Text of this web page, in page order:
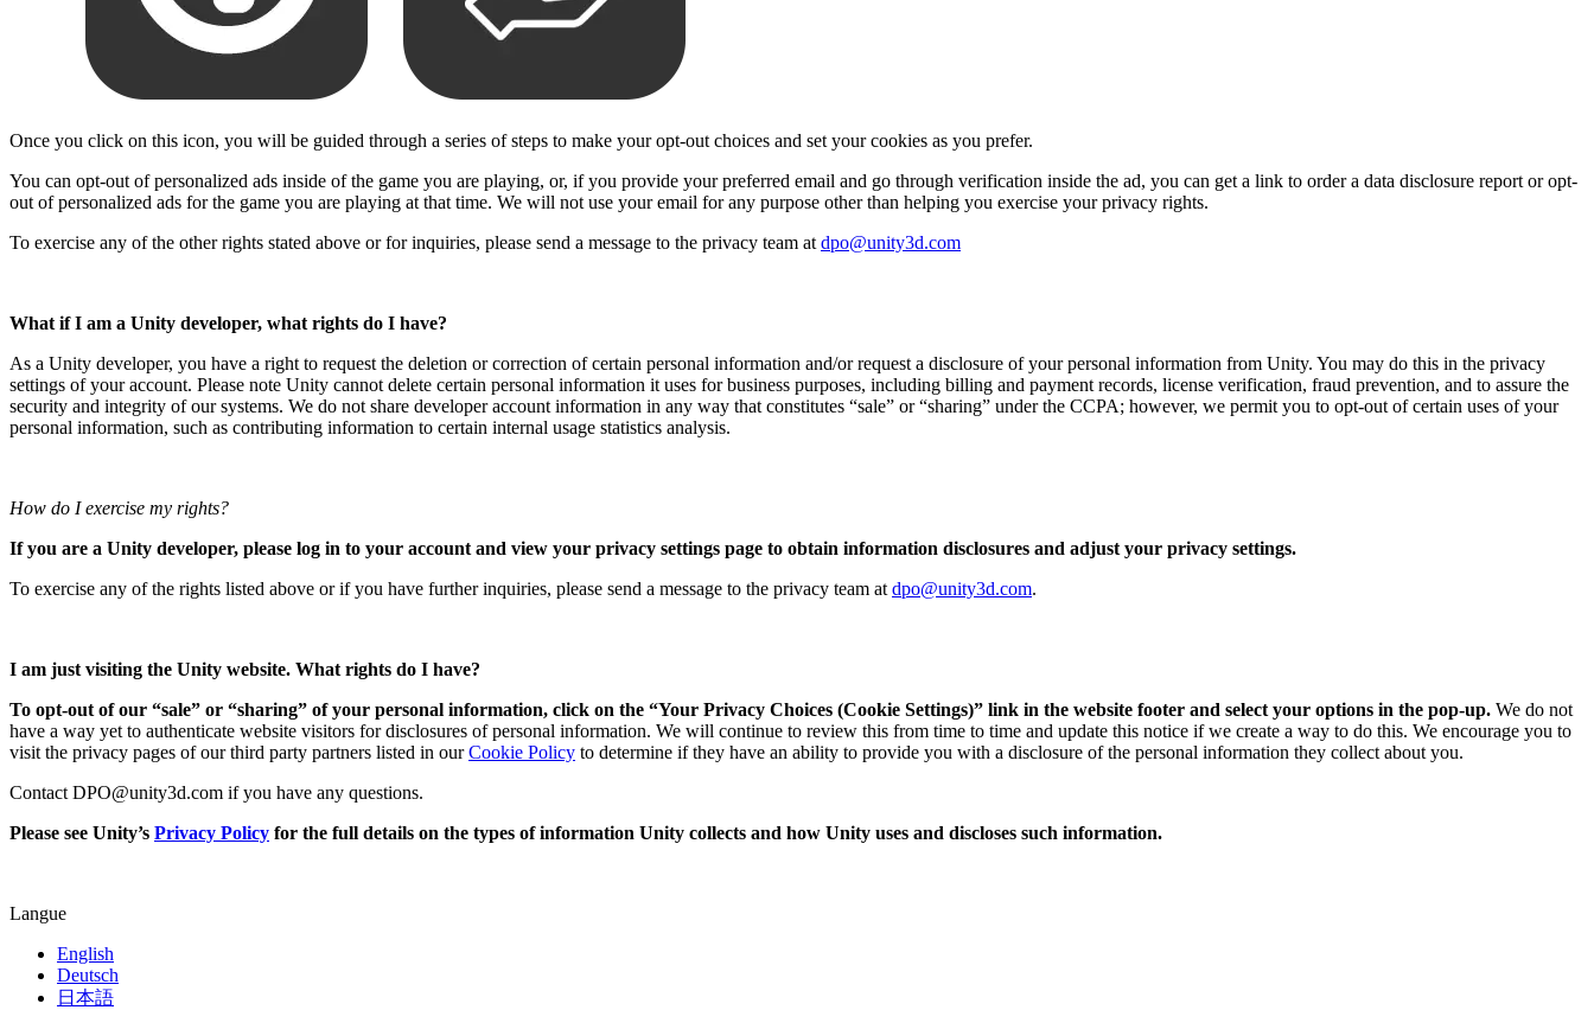
Once you click on this icon, you will be guided through a series of steps to make your opt-out choices and set your cookies as you prefer.
You can opt-out of personalized ads inside of the game you are playing, or, if you provide your preferred email and go through verification inside the ad, you can get a link to order a data disclosure report or opt-
out of personalized ads for the game you are playing at that time. We will not use your email for any purpose other than helping you exercise your privacy rights.
To exercise any of the other rights stated above or for inquiries, please send a message to the privacy team at dpo@unity3d.com
What if I am a Unity developer, what rights do I have?
As a Unity developer, you have a right to request the deletion or correction of certain personal information and/or request a disclosure of your personal information from Unity. You may do this in the privacy
settings of your account. Please note Unity cannot delete certain personal information it uses for business purposes, including billing and payment records, license verification, fraud prevention, and to assure the
security and integrity of our systems. We do not share developer account information in any way that constitutes “sale” or “sharing” under the CCPA; however, we permit you to opt-out of certain uses of your
personal information, such as contributing information to certain internal usage statistics analysis.
How do I exercise my rights?
If you are a Unity developer, please log in to your account and view your privacy settings page to obtain information disclosures and adjust your privacy settings.
To exercise any of the rights listed above or if you have further inquiries, please send a message to the privacy team at dpo@unity3d.com.
I am just visiting the Unity website. What rights do I have?
To opt-out of our “sale” or “sharing” of your personal information, click on the “Your Privacy Choices (Cookie Settings)” link in the website footer and select your options in the pop-up. We do not
have a way yet to authenticate website visitors for disclosures of personal information. We will continue to review this from time to time and update this notice if we create a way to do this. We encourage you to
visit the privacy pages of our third party partners listed in ourCookie Policy to determine if they have an ability to provide you with a disclosure of the personal information they collect about you.
Contact DPO@unity3d.com if you have any questions.
Please see Unity’s Privacy Policy for the full details on the types of information Unity collects and how Unity uses and discloses such information.
Langue
English
Deutsch
日本語